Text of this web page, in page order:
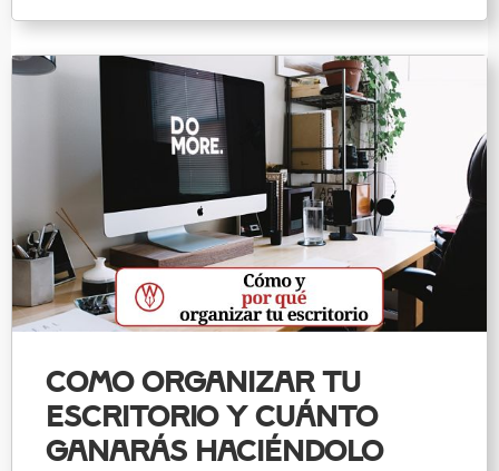
Como organizar tu
escritorio y cuánto
ganarás haciéndolo